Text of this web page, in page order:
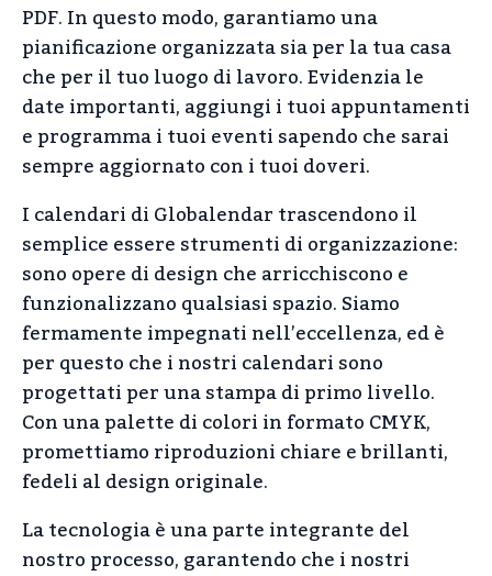
PDF. In questo modo, garantiamo una
pianificazione organizzata sia per la tua casa
che per il tuo luogo di lavoro. Evidenzia le
date importanti, aggiungi i tuoi appuntamenti
e programma i tuoi eventi sapendo che sarai
sempre aggiornato con i tuoi doveri.
I calendari di Globalendar trascendono il
semplice essere strumenti di organizzazione:
sono opere di design che arricchiscono e
funzionalizzano qualsiasi spazio. Siamo
fermamente impegnati nell’eccellenza, ed è
per questo che i nostri calendari sono
progettati per una stampa di primo livello.
Con una palette di colori in formato CMYK,
promettiamo riproduzioni chiare e brillanti,
fedeli al design originale.
La tecnologia è una parte integrante del
nostro processo, garantendo che i nostri